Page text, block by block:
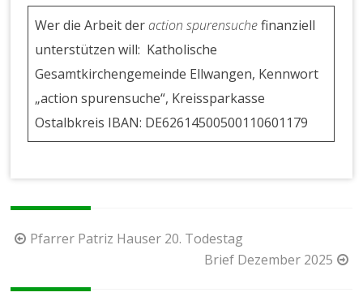
Wer die Arbeit deraction spurensuchefinanziell
unterstützen will: Katholische
Gesamtkirchengemeinde Ellwangen, Kennwort
„action spurensuche“, Kreissparkasse
Ostalbkreis IBAN: DE62614500500110601179
Beitragsnavigation
Pfarrer Patriz Hauser 20. Todestag
Brief Dezember 2025